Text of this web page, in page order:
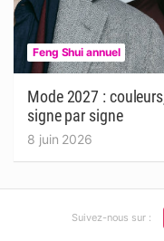
Feng Shui annuel
Mode 2027 :
signe par signe
8 juin 2026
Suivez-nous sur :